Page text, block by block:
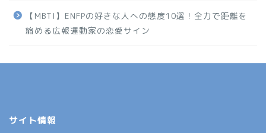
【MBTI】ENFPの好きな人への態度10選！全力で距離を
縮める広報運動家の恋愛サイン
サイト情報